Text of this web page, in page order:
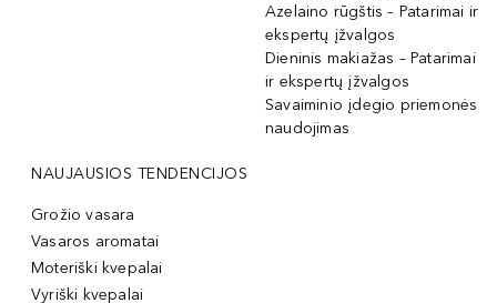
Azelaino rūgštis – Patarimai ir
ekspertų įžvalgos
Dieninis makiažas – Patarimai
ir ekspertų įžvalgos
Savaiminio įdegio priemonės
naudojimas
NAUJAUSIOS TENDENCIJOS
Grožio vasara
Vasaros aromatai
Moteriški kvepalai
Vyriški kvepalai